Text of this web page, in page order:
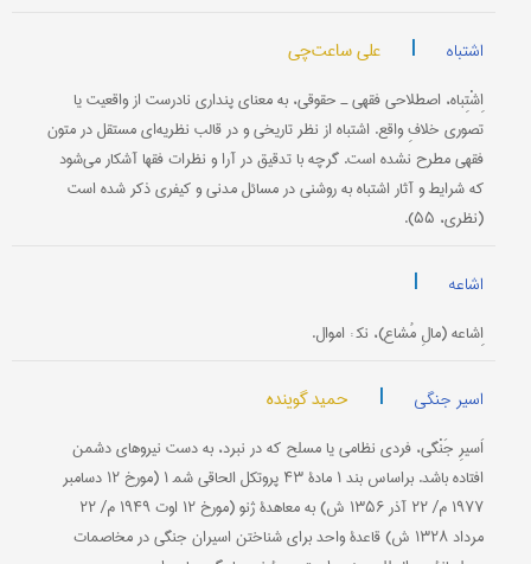
اشتباه | علی ساعت‌چی
اِشْتِباه، اصطلاحی فقهی ـ حقوقی، به معنای پنداری نادرست از واقعیت یا
تصوری خلافِ واقع. اشتباه از نظر تاریخی و در قالب نظریه‌ای مستقل در متون
فقهی مطرح نشده است. گرچه با تدقیق در آرا و نظرات فقها آشکار می‌شود
که شرایط و آثار اشتباه به روشنی در مسائل مدنی و کیفری ذکر شده است
(نظری، ۵۵).
اشاعه |
اِشاعه (مالِ مُشاع)، نک‍ : اموال.
اسیر جنگی | حمید گوینده
اَسیرِ جَنْگی، فردی نظامی یا مسلح که در نبرد، به‌ دست نیروهای دشمن
افتاده باشد. براساس بند ۱ مادۀ ۴۳ پروتکل الحاقی شم‍ ۱ (مورخ ۱۲ دسامبر
۱۹۷۷ م/ ۲۲ آذر ۱۳۵۶ ش) به معاهدۀ ژنو (مورخ ۱۲ اوت ۱۹۴۹ م/ ۲۲
مرداد ۱۳۲۸ ش) قاعدۀ واحد برای شناختن اسیران جنگی در مخاصمات